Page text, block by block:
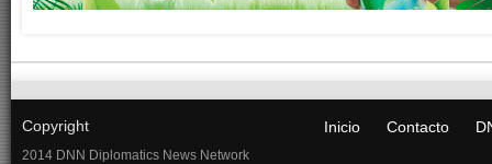
Copyright
2014 DNN Diplomatics News Network
Inicio Contacto